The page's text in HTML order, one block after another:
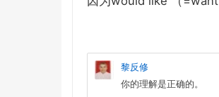
黎反修
你的理解是正确的。